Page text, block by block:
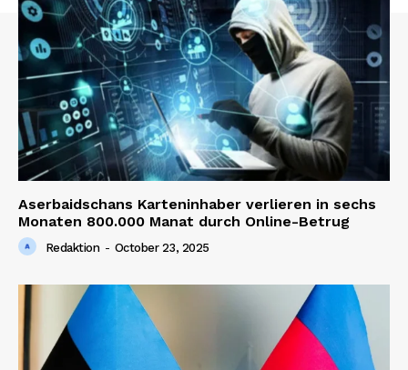
SUBSCRIBE NOW
Company
Contact us
Aserbaidschans Karteninhaber verlieren in sechs
Monaten 800.000 Manat durch Online-Betrug
Redaktion - October 23, 2025